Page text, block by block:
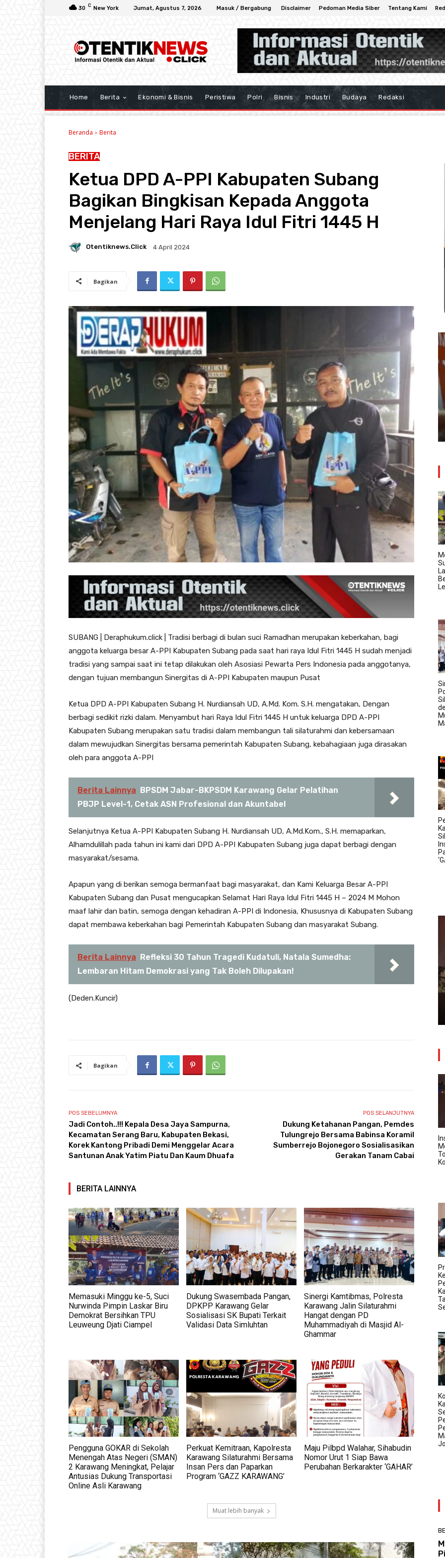
30 C New York Jumat, Agustus 7, 2026 Masuk / Bergabung Disclaimer Pedoman Media Siber Tentang Kami
Home Berita Ekonomi & Bisnis Peristiwa Polri Bisnis Industri Budaya Redaksi
Beranda Berita
BERITA
Ketua DPD A-PPI Kabupaten Subang
Bagikan Bingkisan Kepada Anggota
Menjelang Hari Raya Idul Fitri 1445 H
Otentiknews.click 4 April 2024
Bagikan
SUBANG | Deraphukum.click | Tradisi berbagi di bulan suci Ramadhan merupakan keberkahan, bagi
anggota keluarga besar A-PPI Kabupaten Subang pada saat hari raya Idul Fitri 1445 H sudah menjadi
tradisi yang sampai saat ini tetap dilakukan oleh Asosiasi Pewarta Pers Indonesia pada anggotanya,
dengan tujuan membangun Sinergitas di A-PPI Kabupaten maupun Pusat
Ketua DPD A-PPI Kabupaten Subang H. Nurdiansah UD, A.Md. Kom. S.H. mengatakan, Dengan
berbagi sedikit rizki dalam. Menyambut hari Raya Idul Fitri 1445 H untuk keluarga DPD A-PPI
Kabupaten Subang merupakan satu tradisi dalam membangun tali silaturahmi dan kebersamaan
dalam mewujudkan Sinergitas bersama pemerintah Kabupaten Subang, kebahagiaan juga dirasakan
oleh para anggota A-PPI
Berita Lainnya BPSDM Jabar-BKPSDM Karawang Gelar Pelatihan
PBJP Level-1, Cetak ASN Profesional dan Akuntabel
Selanjutnya Ketua A-PPI Kabupaten Subang H. Nurdiansah UD, A.Md.Kom., S.H. memaparkan,
Alhamdulillah pada tahun ini kami dari DPD A-PPI Kabupaten Subang juga dapat berbagi dengan
masyarakat/sesama.
Apapun yang di berikan semoga bermanfaat bagi masyarakat, dan Kami Keluarga Besar A-PPI
Kabupaten Subang dan Pusat mengucapkan Selamat Hari Raya Idul Fitri 1445 H – 2024 M Mohon
maaf lahir dan batin, semoga dengan kehadiran A-PPI di Indonesia, Khususnya di Kabupaten Subang
dapat membawa keberkahan bagi Pemerintah Kabupaten Subang dan masyarakat Subang.
Berita Lainnya Refleksi 30 Tahun Tragedi Kudatuli, Natala Sumedha:
Lembaran Hitam Demokrasi yang Tak Boleh Dilupakan!
(Deden.Kuncir)
Bagikan
POS SEBELUMNYA
Jadi Contoh..!!! Kepala Desa Jaya Sampurna,
Kecamatan Serang Baru, Kabupaten Bekasi,
Korek Kantong Pribadi Demi Menggelar Acara
Santunan Anak Yatim Piatu Dan Kaum Dhuafa
POS SELANJUTNYA
Dukung Ketahanan Pangan, Pemdes
Tulungrejo Bersama Babinsa Koramil
Sumberrejo Bojonegoro Sosialisasikan
Gerakan Tanam Cabai
BERITA LAINNYA
Memasuki Minggu ke-5, Suci
Nurwinda Pimpin Laskar Biru
Demokrat Bersihkan TPU
Leuweung Djati Ciampel
Dukung Swasembada Pangan,
DPKPP Karawang Gelar
Sosialisasi SK Bupati Terkait
Validasi Data Simluhtan
Sinergi Kamtibmas, Polresta
Karawang Jalin Silaturahmi
Hangat dengan PD
Muhammadiyah di Masjid Al-
Ghammar
Pengguna GOKAR di Sekolah
Menengah Atas Negeri (SMAN)
2 Karawang Meningkat, Pelajar
Antusias Dukung Transportasi
Online Asli Karawang
Perkuat Kemitraan, Kapolresta
Karawang Silaturahmi Bersama
Insan Pers dan Paparkan
Program ‘GAZZ KARAWANG’
Maju Pilbpd Walahar, Sihabudin
Nomor Urut 1 Siap Bawa
Perubahan Berkarakter ‘GAHAR’
Muat lebih banyak
Usut Keras Tawuran Remaja di
Klari, Polres Karawang Lakukan
Olah TKP dan Buru Pelaku
22 Juli 2026
Insiden Kebakaran Melanda
Bangunan Toko Swalayan Tokma